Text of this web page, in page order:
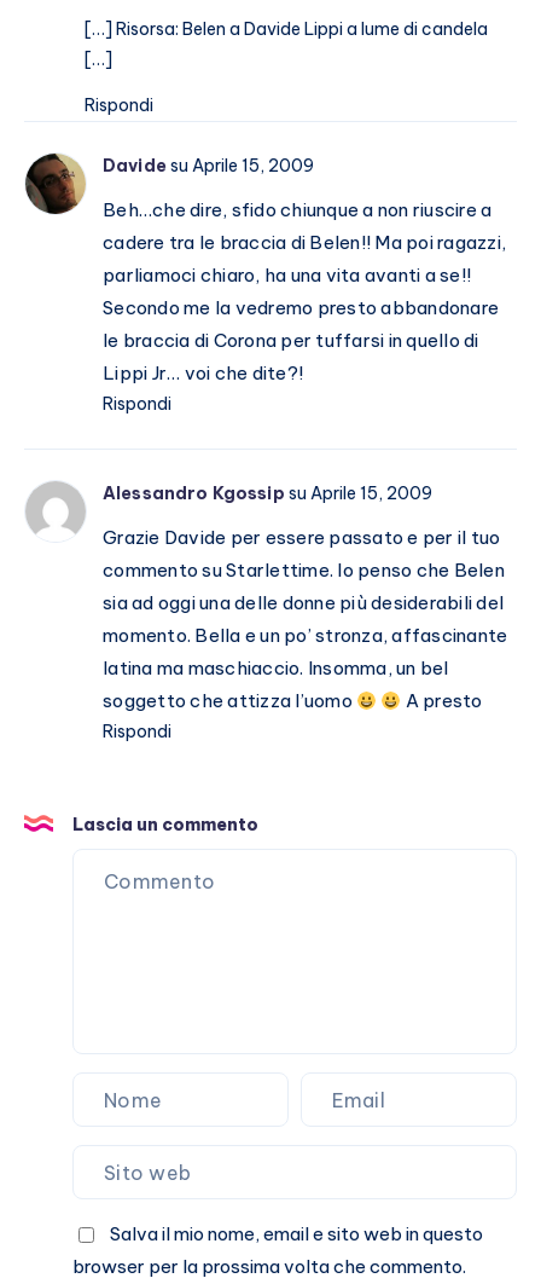
[…] Risorsa: Belen a Davide Lippi a lume di candela
[…]
Rispondi
Davidesu Aprile 15, 2009
Beh…che dire, sfido chiunque a non riuscire a
cadere tra le braccia di Belen!! Ma poi ragazzi,
parliamoci chiaro, ha una vita avanti a se!!
Secondo me la vedremo presto abbandonare
le braccia di Corona per tuffarsi in quello di
Lippi Jr… voi che dite?!
Rispondi
Alessandro Kgossip su Aprile 15, 2009
Grazie Davide per essere passato e per il tuo
commento su Starlettime. Io penso che Belen
sia ad oggi una delle donne più desiderabili del
momento. Bella e un po’ stronza, affascinante
latina ma maschiaccio. Insomma, un bel
soggetto che attizza l’uomo
A presto
Rispondi
Lascia un commento
Salva il mio nome, email e sito web in questo
browser per la prossima volta che commento.